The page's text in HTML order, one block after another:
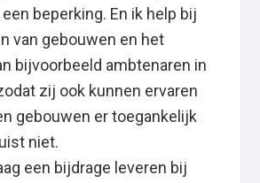
beperking. En ik help bij
van gebouwen en het
bijvoorbeeld ambtenaren in
zij ook kunnen ervaren
gebouwen er toegankelijk
niet.
een bijdrage leveren bij